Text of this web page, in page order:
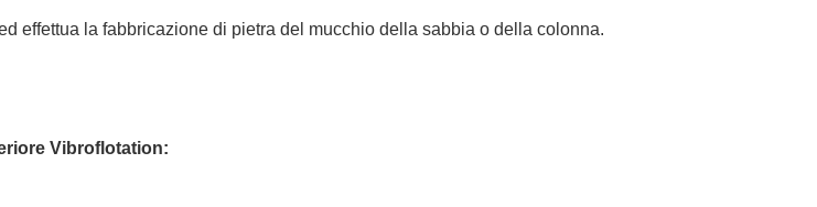
effettua la fabbricazione di pietra del mucchio della sabbia o della colonna.
Vibroflotation: